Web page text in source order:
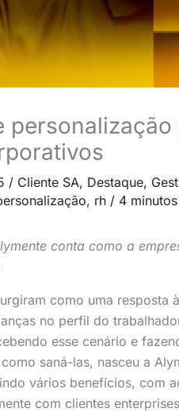
/ Cliente SA, Destaque,
, rh / 4
conta como a
como uma
no perfil do
esse cenário e
saná-las, nasceu a
vários benefícios, com
com clientes